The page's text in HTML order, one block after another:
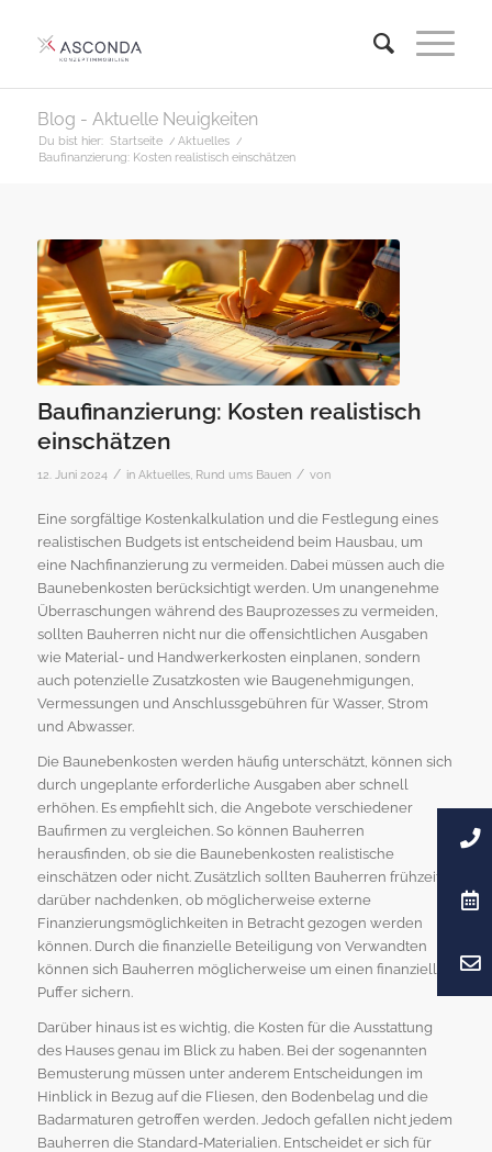
Blog - Aktuelle Neuigkeiten
Du bist hier: Startseite / Aktuelles /
Baufinanzierung: Kosten realistisch einschätzen
Baufinanzierung: Kosten realistisch
einschätzen
12. Juni 2024 / in Aktuelles, Rund ums Bauen / von
Eine sorgfältige Kostenkalkulation und die Festlegung eines
realistischen Budgets ist entscheidend beim Hausbau, um
eine Nachfinanzierung zu vermeiden. Dabei müssen auch die
Baunebenkosten berücksichtigt werden. Um unangenehme
Überraschungen während des Bauprozesses zu vermeiden,
sollten Bauherren nicht nur die offensichtlichen Ausgaben
wie Material- und Handwerkerkosten einplanen, sondern
auch potenzielle Zusatzkosten wie Baugenehmigungen,
Vermessungen und Anschlussgebühren für Wasser, Strom
und Abwasser.
Die Baunebenkosten werden häufig unterschätzt, können sich
durch ungeplante erforderliche Ausgaben aber schnell
erhöhen. Es empfiehlt sich, die Angebote verschiedener
Baufirmen zu vergleichen. So können Bauherren
herausfinden, ob sie die Baunebenkosten realistische
einschätzen oder nicht. Zusätzlich sollten Bauherren frühzeitig
darüber nachdenken, ob möglicherweise externe
Finanzierungsmöglichkeiten in Betracht gezogen werden
können. Durch die finanzielle Beteiligung von Verwandten
können sich Bauherren möglicherweise um einen finanziellen
Puffer sichern.
Darüber hinaus ist es wichtig, die Kosten für die Ausstattung
des Hauses genau im Blick zu haben. Bei der sogenannten
Bemusterung müssen unter anderem Entscheidungen im
Hinblick in Bezug auf die Fliesen, den Bodenbelag und die
Badarmaturen getroffen werden. Jedoch gefallen nicht jedem
Bauherren die Standard-Materialien. Entscheidet er sich für